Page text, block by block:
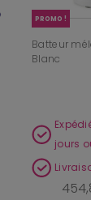
PROMO !
Batteur
Blanc
jours